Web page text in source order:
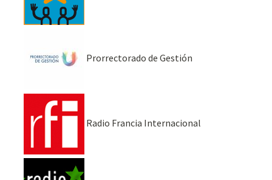
Prorrectorado de Gestión
Radio Francia Internacional